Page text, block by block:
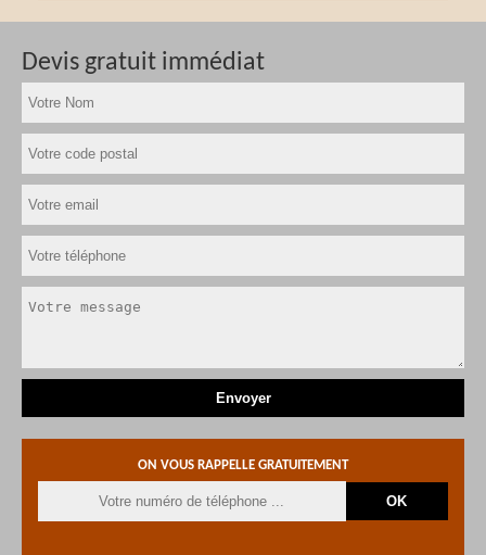
Devis gratuit immédiat
ON VOUS RAPPELLE GRATUITEMENT